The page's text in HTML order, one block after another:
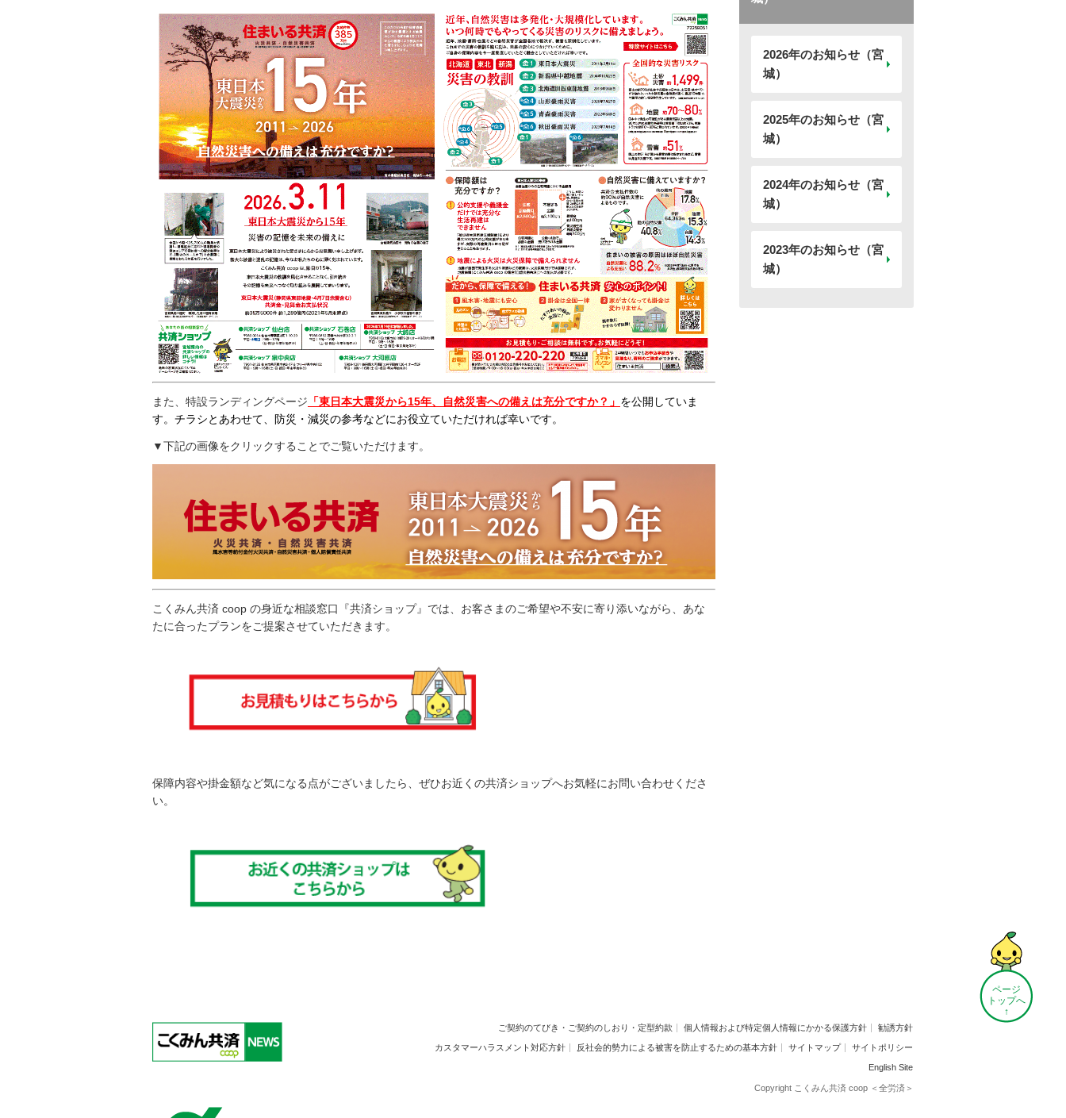
2026年のお知らせ（宮
城）
2025年のお知らせ（宮
城）
2024年のお知らせ（宮
城）
2023年のお知らせ（宮
城）
また、特設ランディングページ 「東日本大震災から15年、自然災害への備えは充分ですか？」 を公開していま
す。チラシとあわせて、防災・減災の参考などにお役立ていただければ幸いです。
▼下記の画像をクリックすることでご覧いただけます。
こくみん共済 coop の身近な相談窓口『共済ショップ』では、お客さまのご希望や不安に寄り添いながら、あな
たに合ったプランをご提案させていただきます。
保障内容や掛金額など気になる点がございましたら、ぜひお近くの共済ショップへお気軽にお問い合わせくださ
い。
ページ
トップへ
↑
ご契約のてびき・ご契約のしおり・定型約款 個人情報および特定個人情報にかかる保護方針 勧誘方針
カスタマーハラスメント対応方針 反社会的勢力による被害を防止するための基本方針 サイトマップ サイトポリシー
English Site
Copyright こくみん共済 coop ＜全労済＞